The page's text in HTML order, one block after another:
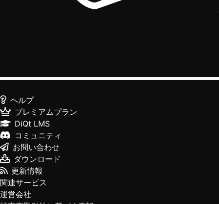
ヘルプ
プレミアムプラン
DiQt LMS
コミュニティ
お問い合わせ
ダウンロード
更新情報
関連サービス
運営会社